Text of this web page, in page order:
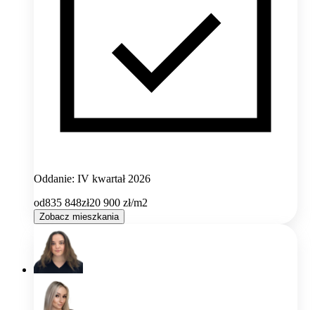
Oddanie: IV kwartał 2026
od835 848zł20 900 zł/m2
Zobacz mieszkania